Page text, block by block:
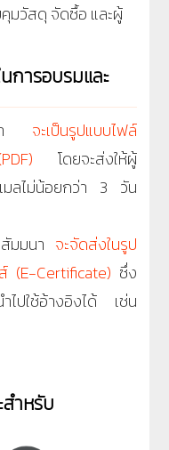
มวัสดุ จัดซื้อ และผู้
การอบรมและ
า จะเป็นรูปแบบไฟล์
โดยจะส่งให้ผู้
มลไม่น้อยกว่า 3 วัน
มมนา จะจัดส่งในรูป
(E-Certificate) ซึ่ง
ไปใช้อ้างอิงได้ เช่น
ำหรับ